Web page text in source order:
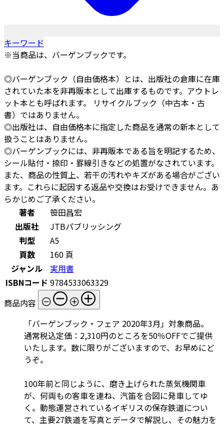
キーワード
※当商品は、バーゲンブックです。
◎バーゲンブック（自由価格本）とは、出版社の倉庫に在庫
されていた本を非再販本として出庫するものです。アウトレ
ット本とも呼ばれます。 リサイクルブック（中古本・古
書）ではありません。
◎出版社は、自由価格本に指定した商品を通常の新本として
扱うことはありません。
◎バーゲンブックには、非再販本である旨を明記するため、
シール貼付・捺印・罫線引きなどの処置がなされています。
また、商品の性質上、若干の汚れやキズがある場合がござい
ます。これらに起因する返品や交換はお受けできません。あ
らかじめご了承ください。
著者
笹田昌宏
出版社
JTBパブリッシング
判型
A5
頁数
160 頁
ジャンル
実用書
ISBNコード 9784533063329
商品内容
「バーゲンブック・フェア 2020年3月」対象商品。
通常税込定価：2,310円のところを50％OFFでご提供
いたします。数に限りがございますので、お早めにど
うぞ。
100年前と同じように、磨き上げられた蒸気機関車
が、何両もの客車を連ね、汽笛を合図に発車してゆ
く。動態運営されているイギリスの保存鉄道につい
て、主要27鉄道を写真とデータで解説し、その魅力を